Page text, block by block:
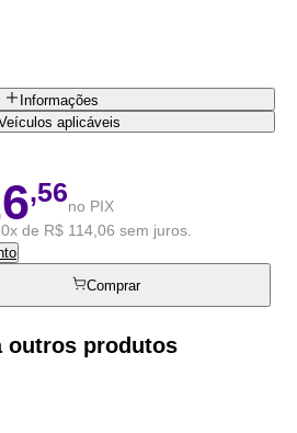
Informações
aplicáveis
,56no PIX
de R$ 114,06 sem juros.
Comprar
outros produtos